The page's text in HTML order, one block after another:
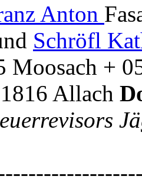
Anton
Schröfl
Moosach +
Allach